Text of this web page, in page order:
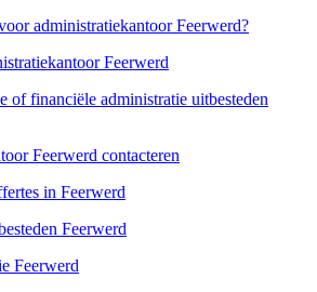
administratiekantoor Feerwerd?
Feerwerd
of financiële administratie uitbesteden
Feerwerd contacteren
in Feerwerd
Feerwerd
Feerwerd